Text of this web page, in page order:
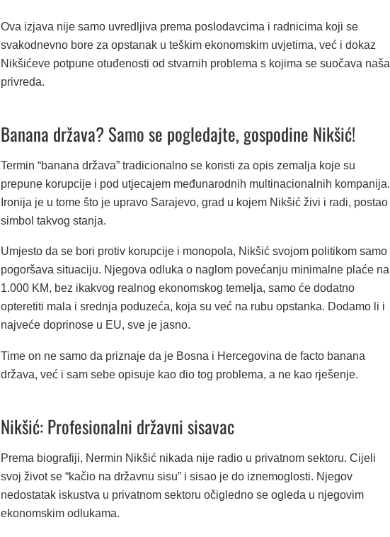
Ova izjava nije samo uvredljiva prema poslodavcima i radnicima koji se
svakodnevno bore za opstanak u teškim ekonomskim uvjetima, već i dokaz
Nikšićeve potpune otuđenosti od stvarnih problema s kojima se suočava naša
privreda.
Banana država? Samo se pogledajte, gospodine Nikšić!
Termin “banana država” tradicionalno se koristi za opis zemalja koje su
prepune korupcije i pod utjecajem međunarodnih multinacionalnih kompanija.
Ironija je u tome što je upravo Sarajevo, grad u kojem Nikšić živi i radi, postao
simbol takvog stanja.
Umjesto da se bori protiv korupcije i monopola, Nikšić svojom politikom samo
pogoršava situaciju. Njegova odluka o naglom povećanju minimalne plaće na
1.000 KM, bez ikakvog realnog ekonomskog temelja, samo će dodatno
opteretiti mala i srednja poduzeća, koja su već na rubu opstanka. Dodamo li i
najveće doprinose u EU, sve je jasno.
Time on ne samo da priznaje da je Bosna i Hercegovina de facto banana
država, već i sam sebe opisuje kao dio tog problema, a ne kao rješenje.
Nikšić: Profesionalni državni sisavac
Prema biografiji, Nermin Nikšić nikada nije radio u privatnom sektoru. Cijeli
svoj život se “kačio na državnu sisu” i sisao je do iznemoglosti. Njegov
nedostatak iskustva u privatnom sektoru očigledno se ogleda u njegovim
ekonomskim odlukama.